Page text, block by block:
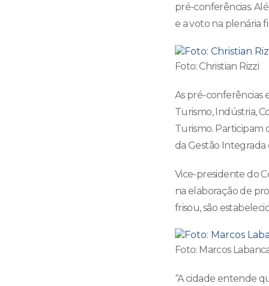
pré-conferências.
e a voto na plenária
Foto: Christian Rizzi
As pré-conferências
Turismo, Indústria,
Turismo. Participam
da Gestão Integrada
Vice-presidente do
na elaboração de
frisou, são
Foto: Marcos
“A cidade entende